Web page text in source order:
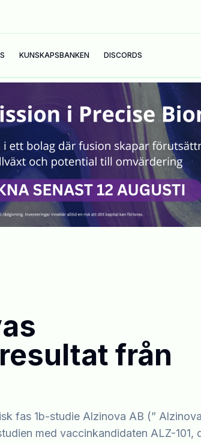
KUNSKAPSBANKEN DISCORDS
från
fas 1b-studie Alzinova AB (”
med vaccinkandidaten ALZ-101,